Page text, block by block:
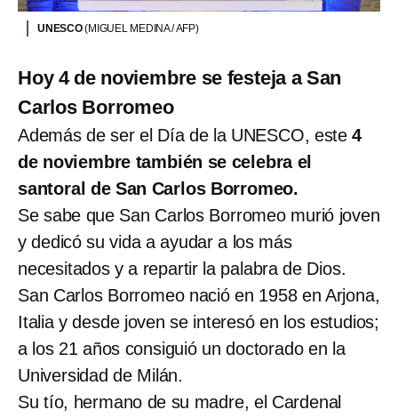
UNESCO(MIGUEL MEDINA / AFP)
Hoy 4 de noviembre se festeja a San
Carlos Borromeo
Además de ser el Día de la UNESCO, este 4
de noviembre también se celebra el
santoral de San Carlos Borromeo.
Se sabe que San Carlos Borromeo murió joven
y dedicó su vida a ayudar a los más
necesitados y a repartir la palabra de Dios.
San Carlos Borromeo nació en 1958 en Arjona,
Italia y desde joven se interesó en los estudios;
a los 21 años consiguió un doctorado en la
Universidad de Milán.
Su tío, hermano de su madre, el Cardenal